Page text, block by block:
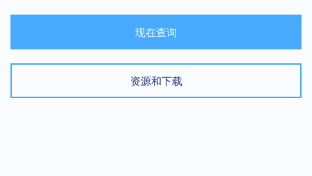
现在查询
资源和下载